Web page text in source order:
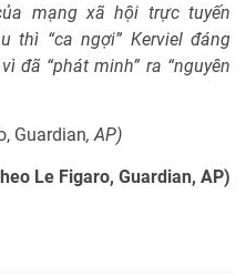
mạng xã hội trực tuyến
thì “ca ngợi” Kerviel đáng
đã “phát minh” ra “nguyên
Guardian, AP)
Le Figaro, Guardian, AP)